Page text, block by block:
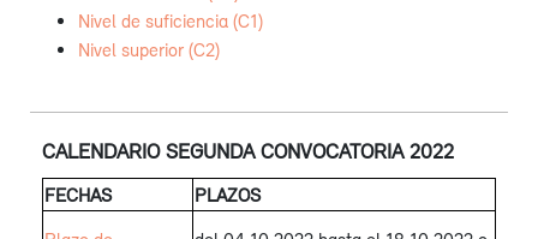
Nivel de suficiencia (C1)
Nivel superior (C2)
CALENDARIO SEGUNDA CONVOCATORIA 2022
FECHAS PLAZOS